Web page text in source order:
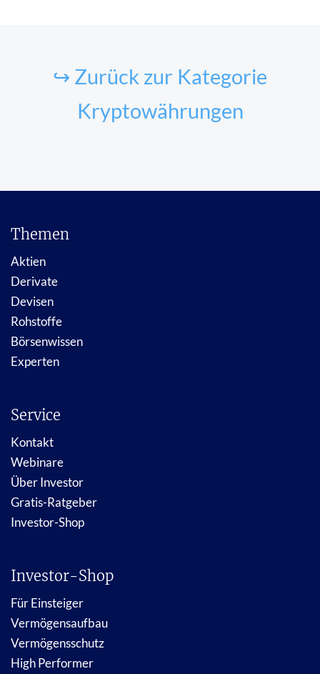
↪ Zurück zur Kategorie
Kryptowährungen
Themen
Aktien
Derivate
Devisen
Rohstoffe
Börsenwissen
Experten
Service
Kontakt
Webinare
Über Investor
Gratis-Ratgeber
Investor-Shop
Investor-Shop
Für Einsteiger
Vermögensaufbau
Vermögensschutz
High Performer